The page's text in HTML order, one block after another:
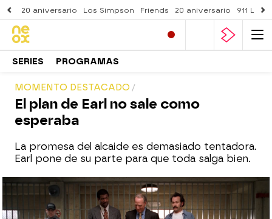
20 aniversario Los Simpson Friends 20 aniversario 911
SERIES PROGRAMAS
MOMENTO DESTACADO
El plan de Earl no sale como
esperaba
La promesa del alcaide es demasiado tentadora.
Earl pone de su parte para que toda salga bien.